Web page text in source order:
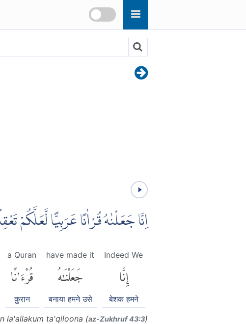
اِنَّا جَعَلْنٰهُ قُرْاٰنًا عَرَبِيًّا لَّعَلَّكُمْ
Indeed We
إِنَّا
बेशक हमने
have made it
جَعَلْنَٰهُ
बनाया हमने उसे
a Quran
قُرْءَٰنًا
क़ुरान
la'allakum ta'qiloona (az-Zukhruf 43:3)